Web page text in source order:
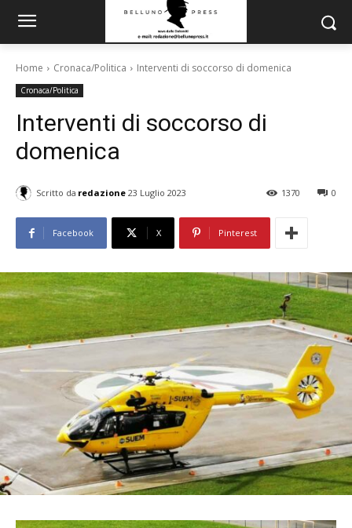
Home Cronaca/Politica Interventi di soccorso di domenica
Cronaca/Politica
Interventi di soccorso di
domenica
Scritto da redazione 23 Luglio 2023 0
1370
Facebook X Pinterest